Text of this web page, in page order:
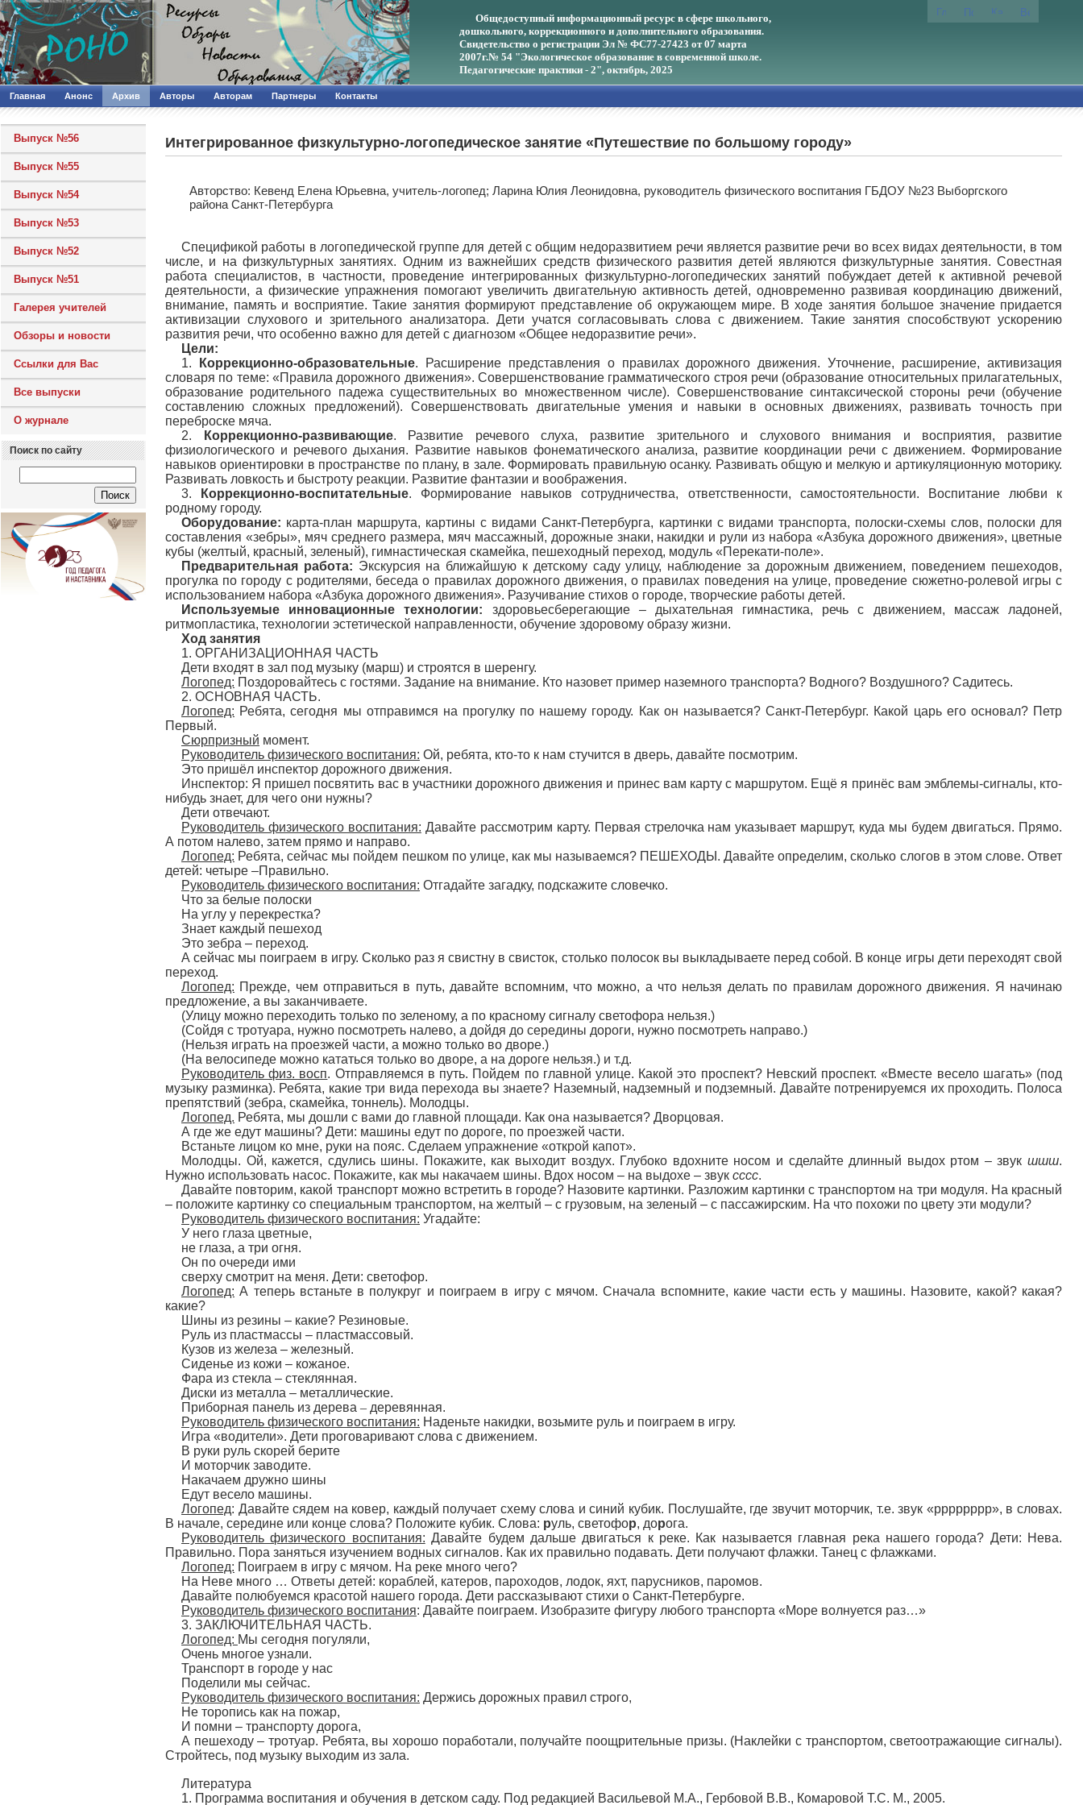
Общедоступный информационный ресурс в сфере школьного,
дошкольного, коррекционного и дополнительного образования.
Свидетельство о регистрации Эл № ФС77-27423 от 07 марта
2007г.№ 54 "Экологическое образование в современной школе.
Педагогические практики - 2", октябрь, 2025
Главная Анонс Архив Авторы Авторам Партнеры Контакты
Выпуск №56
Выпуск №55
Выпуск №54
Выпуск №53
Выпуск №52
Выпуск №51
Галерея учителей
Обзоры и новости
Ссылки для Вас
Все выпуски
О журнале
Поиск по сайту
Интегрированное физкультурно-логопедическое занятие «Путешествие по большому городу»
Авторcтво: Кевенд Елена Юрьевна, учитель-логопед; Ларина Юлия Леонидовна, руководитель физического воспитания ГБДОУ №23 Выборгского
района Санкт-Петербурга
Спецификой работы в логопедической группе для детей с общим недоразвитием речи является развитие речи во всех видах деятельности, в том
числе, и на физкультурных занятиях. Одним из важнейших средств физического развития детей являются физкультурные занятия. Совестная
работа специалистов, в частности, проведение интегрированных физкультурно-логопедических занятий побуждает детей к активной речевой
деятельности, а физические упражнения помогают увеличить двигательную активность детей, одновременно развивая координацию движений,
внимание, память и восприятие. Такие занятия формируют представление об окружающем мире. В ходе занятия большое значение придается
активизации слухового и зрительного анализатора. Дети учатся согласовывать слова с движением. Такие занятия способствуют ускорению
развития речи, что особенно важно для детей с диагнозом «Общее недоразвитие речи».
Цели:
1.
Коррекционно-образовательные. Расширение представления о правилах дорожного движения. Уточнение, расширение, активизация
словаря по теме: «Правила дорожного движения». Совершенствование грамматического строя речи (образование относительных прилагательных,
образование родительного падежа существительных во множественном числе). Совершенствование синтаксической стороны речи (обучение
составлению сложных предложений). Совершенствовать двигательные умения и навыки в основных движениях, развивать точность при
переброске мяча.
2.
Коррекционно-развивающие. Развитие речевого слуха, развитие зрительного и слухового внимания и восприятия, развитие
физиологического и речевого дыхания. Развитие навыков фонематического анализа, развитие координации речи с движением. Формирование
навыков ориентировки в пространстве по плану, в зале. Формировать правильную осанку. Развивать общую и мелкую и артикуляционную моторику.
Развивать ловкость и быстроту реакции. Развитие фантазии и воображения.
3.
Коррекционно-воспитательные. Формирование навыков сотрудничества, ответственности, самостоятельности. Воспитание любви к
родному городу.
Оборудование: карта-план маршрута, картины с видами Санкт-Петербурга, картинки с видами транспорта, полоски-схемы слов, полоски для
составления «зебры», мяч среднего размера, мяч массажный, дорожные знаки, накидки и рули из набора «Азбука дорожного движения», цветные
кубы (желтый, красный, зеленый), гимнастическая скамейка, пешеходный переход, модуль «Перекати-поле».
Предварительная работа: Экскурсия на ближайшую к детскому саду улицу, наблюдение за дорожным движением, поведением пешеходов,
прогулка по городу с родителями, беседа о правилах дорожного движения, о правилах поведения на улице, проведение сюжетно-ролевой игры с
использованием набора «Азбука дорожного движения». Разучивание стихов о городе, творческие работы детей.
Используемые инновационные технологии: здоровьесберегающие – дыхательная гимнастика, речь с движением, массаж ладоней,
ритмопластика, технологии эстетической направленности, обучение здоровому образу жизни.
Ход занятия
1. ОРГАНИЗАЦИОННАЯ ЧАСТЬ
Дети входят в зал под музыку (марш) и строятся в шеренгу.
Логопед: Поздоровайтесь с гостями. Задание на внимание. Кто назовет пример наземного транспорта? Водного? Воздушного? Садитесь.
2. ОСНОВНАЯ ЧАСТЬ.
Логопед: Ребята, сегодня мы отправимся на прогулку по нашему городу. Как он называется? Санкт-Петербург. Какой царь его основал? Петр
Первый.
Сюрпризный момент.
Руководитель физического воспитания: Ой, ребята, кто-то к нам стучится в дверь, давайте посмотрим.
Это пришёл инспектор дорожного движения.
Инспектор: Я пришел посвятить вас в участники дорожного движения и принес вам карту с маршрутом. Ещё я принёс вам эмблемы-сигналы, кто-
нибудь знает, для чего они нужны?
Дети отвечают.
Руководитель физического воспитания: Давайте рассмотрим карту. Первая стрелочка нам указывает маршрут, куда мы будем двигаться. Прямо.
А потом налево, затем прямо и направо.
Логопед: Ребята, сейчас мы пойдем пешком по улице, как мы называемся? ПЕШЕХОДЫ. Давайте определим, сколько слогов в этом слове. Ответ
детей: четыре –Правильно.
Руководитель физического воспитания: Отгадайте загадку, подскажите словечко.
Что за белые полоски
На углу у перекрестка?
Знает каждый пешеход
Это зебра – переход.
А сейчас мы поиграем в игру. Сколько раз я свистну в свисток, столько полосок вы выкладываете перед собой. В конце игры дети переходят свой
переход.
Логопед: Прежде, чем отправиться в путь, давайте вспомним, что можно, а что нельзя делать по правилам дорожного движения. Я начинаю
предложение, а вы заканчиваете.
(Улицу можно переходить только по зеленому, а по красному сигналу светофора нельзя.)
(Сойдя с тротуара, нужно посмотреть налево, а дойдя до середины дороги, нужно посмотреть направо.)
(Нельзя играть на проезжей части, а можно только во дворе.)
(На велосипеде можно кататься только во дворе, а на дороге нельзя.) и т.д.
Руководитель физ. восп. Отправляемся в путь. Пойдем по главной улице. Какой это проспект? Невский проспект. «Вместе весело шагать» (под
музыку разминка). Ребята, какие три вида перехода вы знаете? Наземный, надземный и подземный. Давайте потренируемся их проходить. Полоса
препятствий (зебра, скамейка, тоннель). Молодцы.
Логопед. Ребята, мы дошли с вами до главной площади. Как она называется? Дворцовая.
А где же едут машины? Дети: машины едут по дороге, по проезжей части.
Встаньте лицом ко мне, руки на пояс. Сделаем упражнение «открой капот».
Молодцы. Ой, кажется, сдулись шины. Покажите, как выходит воздух. Глубоко вдохните носом и сделайте длинный выдох ртом – звук шшш.
Нужно использовать насос. Покажите, как мы накачаем шины. Вдох носом – на выдохе – звук сссс.
Давайте повторим, какой транспорт можно встретить в городе? Назовите картинки. Разложим картинки с транспортом на три модуля. На красный
– положите картинку со специальным транспортом, на желтый – с грузовым, на зеленый – с пассажирским. На что похожи по цвету эти модули?
Руководитель физического воспитания: Угадайте:
У него глаза цветные,
не глаза, а три огня.
Он по очереди ими
сверху смотрит на меня. Дети: светофор.
Логопед: А теперь встаньте в полукруг и поиграем в игру с мячом. Сначала вспомните, какие части есть у машины. Назовите, какой? какая?
какие?
Шины из резины – какие? Резиновые.
Руль из пластмассы – пластмассовый.
Кузов из железа – железный.
Сиденье из кожи – кожаное.
Фара из стекла – стеклянная.
Диски из металла – металлические.
Приборная панель из дерева – деревянная.
Руководитель физического воспитания: Наденьте накидки, возьмите руль и поиграем в игру.
Игра «водители». Дети проговаривают слова с движением.
В руки руль скорей берите
И моторчик заводите.
Накачаем дружно шины
Едут весело машины.
Логопед: Давайте сядем на ковер, каждый получает схему слова и синий кубик. Послушайте, где звучит моторчик, т.е. звук «рррррррр», в словах.
В начале, середине или конце слова? Положите кубик. Слова: руль, светофор, дорога.
Руководитель физического воспитания: Давайте будем дальше двигаться к реке. Как называется главная река нашего города? Дети: Нева.
Правильно. Пора заняться изучением водных сигналов. Как их правильно подавать. Дети получают флажки. Танец с флажками.
Логопед: Поиграем в игру с мячом. На реке много чего?
На Неве много … Ответы детей: кораблей, катеров, пароходов, лодок, яхт, парусников, паромов.
Давайте полюбуемся красотой нашего города. Дети рассказывают стихи о Санкт-Петербурге.
Руководитель физического воспитания: Давайте поиграем. Изобразите фигуру любого транспорта «Море волнуется раз…»
3. ЗАКЛЮЧИТЕЛЬНАЯ ЧАСТЬ.
Логопед: Мы сегодня погуляли,
Очень многое узнали.
Транспорт в городе у нас
Поделили мы сейчас.
Руководитель физического воспитания: Держись дорожных правил строго,
Не торопись как на пожар,
И помни – транспорту дорога,
А пешеходу – тротуар. Ребята, вы хорошо поработали, получайте поощрительные призы. (Наклейки с транспортом, светоотражающие сигналы).
Стройтесь, под музыку выходим из зала.
Литература
1. Программа воспитания и обучения в детском саду. Под редакцией Васильевой М.А., Гербовой В.В., Комаровой Т.С. М., 2005.